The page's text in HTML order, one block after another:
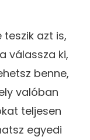
azt is,
válassza ki,
benne,
valóban
teljesen
egyedi